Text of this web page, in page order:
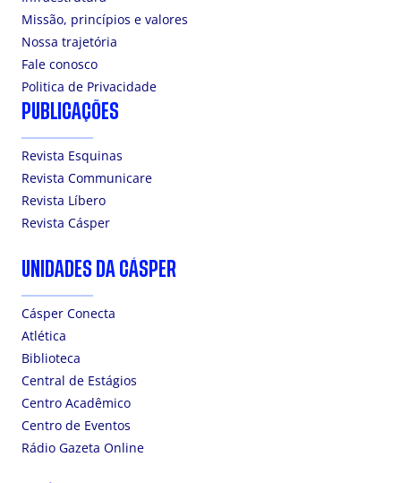
Missão, princípios e valores
Nossa trajetória
Fale conosco
Politica de Privacidade
PUBLICAÇÕES
Revista Esquinas
Revista Communicare
Revista Líbero
Revista Cásper
UNIDADES DA CÁSPER
Cásper Conecta
Atlética
Biblioteca
Central de Estágios
Centro Acadêmico
Centro de Eventos
Rádio Gazeta Online